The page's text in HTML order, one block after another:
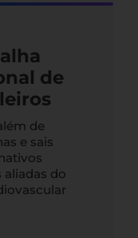
de
de
e sais
do